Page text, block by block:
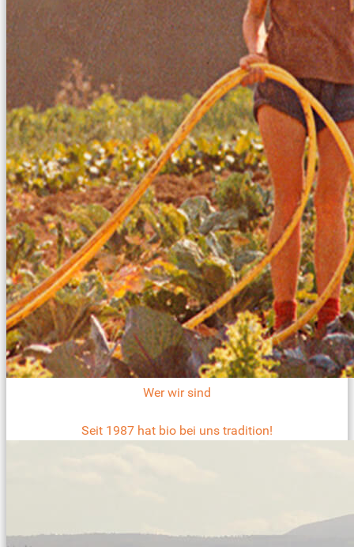
Wer wir sind
Seit 1987 hat bio bei uns tradition!